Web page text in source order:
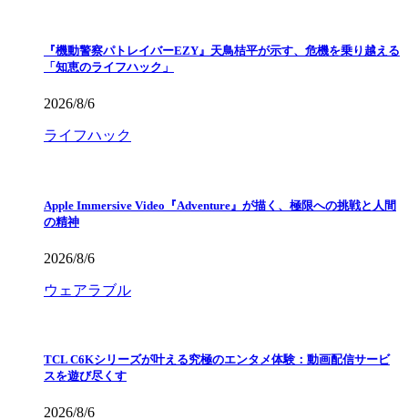
『機動警察パトレイバーEZY』天鳥桔平が示す、危機を乗り越える
「知恵のライフハック」
2026/8/6
ライフハック
Apple Immersive Video『Adventure』が描く、極限への挑戦と人間
の精神
2026/8/6
ウェアラブル
TCL C6Kシリーズが叶える究極のエンタメ体験：動画配信サービ
スを遊び尽くす
2026/8/6